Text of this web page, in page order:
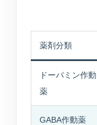
薬剤分類
ドーパミン作動
薬
GABA作動薬